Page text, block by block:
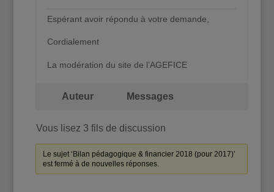
Espérant avoir répondu à votre demande,
Cordialement
La modération du site de l’AGEFICE
Auteur Messages
Vous lisez 3 fils de discussion
Le sujet ‘Bilan pédagogique & financier 2018 (pour 2017)’
est fermé à de nouvelles réponses.